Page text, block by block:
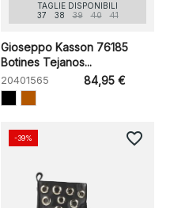
TAGLIE DISPONIBILI
37
38 39 40 41
Gioseppo Kasson 76185
Botines Tejanos...
20401565 84,95 €
-39% favorite_border